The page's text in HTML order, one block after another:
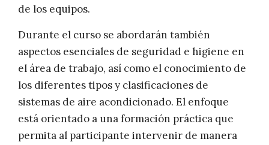
de los equipos.
Durante el curso se abordarán también
aspectos esenciales de seguridad e higiene en
el área de trabajo, así como el conocimiento de
los diferentes tipos y clasificaciones de
sistemas de aire acondicionado. El enfoque
está orientado a una formación práctica que
permita al participante intervenir de manera